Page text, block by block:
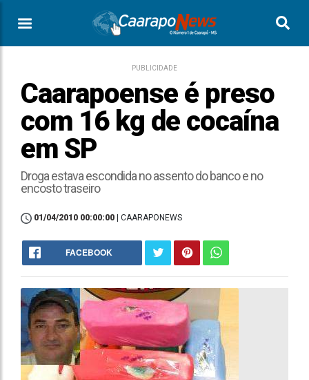
PUBLICIDADE
Caarapoense é preso
com 16 kg de cocaína
em SP
Droga estava escondida no assento do banco e no
encosto traseiro
01/04/2010 00:00:00 | CAARAPONEWS
FACEBOOK